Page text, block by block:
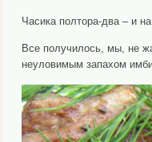
Часика полтора-два – и
Все получилось, мы, не
неуловимым запахом